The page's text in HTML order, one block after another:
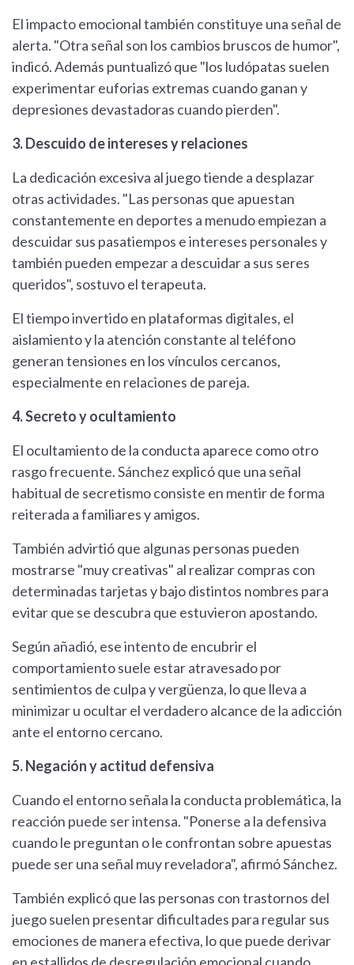
El impacto emocional también constituye una señal de
alerta. "Otra señal son los cambios bruscos de humor",
indicó. Además puntualizó que "los ludópatas suelen
experimentar euforias extremas cuando ganan y
depresiones devastadoras cuando pierden".
3. Descuido de intereses y relaciones
La dedicación excesiva al juego tiende a desplazar
otras actividades. "Las personas que apuestan
constantemente en deportes a menudo empiezan a
descuidar sus pasatiempos e intereses personales y
también pueden empezar a descuidar a sus seres
queridos", sostuvo el terapeuta.
El tiempo invertido en plataformas digitales, el
aislamiento y la atención constante al teléfono
generan tensiones en los vínculos cercanos,
especialmente en relaciones de pareja.
4. Secreto y ocultamiento
El ocultamiento de la conducta aparece como otro
rasgo frecuente. Sánchez explicó que una señal
habitual de secretismo consiste en mentir de forma
reiterada a familiares y amigos.
También advirtió que algunas personas pueden
mostrarse "muy creativas" al realizar compras con
determinadas tarjetas y bajo distintos nombres para
evitar que se descubra que estuvieron apostando.
Según añadió, ese intento de encubrir el
comportamiento suele estar atravesado por
sentimientos de culpa y vergüenza, lo que lleva a
minimizar u ocultar el verdadero alcance de la adicción
ante el entorno cercano.
5. Negación y actitud defensiva
Cuando el entorno señala la conducta problemática, la
reacción puede ser intensa. "Ponerse a la defensiva
cuando le preguntan o le confrontan sobre apuestas
puede ser una señal muy reveladora", afirmó Sánchez.
También explicó que las personas con trastornos del
juego suelen presentar dificultades para regular sus
emociones de manera efectiva, lo que puede derivar